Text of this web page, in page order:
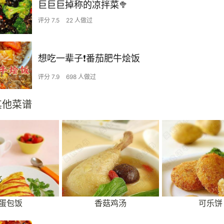
巨巨巨掉称的凉拌菜🥦
评分 7.5 22 人做过
想吃一辈子❗️番茄肥牛烩饭
评分 7.9 698 人做过
菜谱
包饭 香菇鸡汤 可乐饼